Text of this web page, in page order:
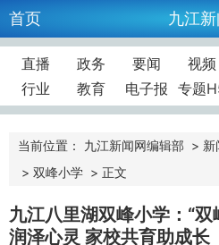
首页 九江新
直播 政务 要闻 视频
行业
教育 电子报 专题
当前位置： 九江新闻网编辑部 > 新
> 双峰小学 > 正文
九江八里湖双峰小学：“双
润泽心灵 家校共育助成长